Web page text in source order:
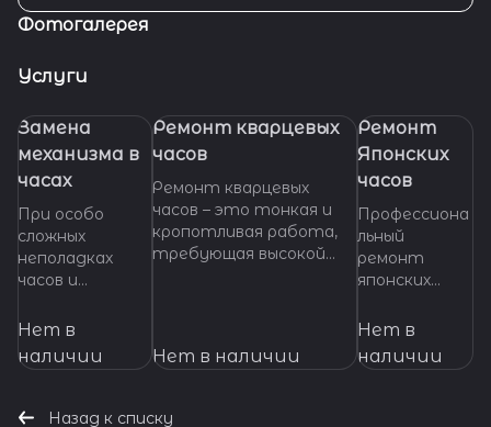
Фотогалерея
Услуги
Замена
механизма в
часах
При особо
сложных
неполадках
часов и
произвести
основных узлов
требуется
Нет в
наличии
Ремонт кварцевых
часов
Ремонт кварцевых
часов – это тонкая и
кропотливая работа,
требующая высокой
нуждаются в ремонте,
Нет в наличии
Ремонт
Японских
часов
Профессиона
льный
ремонт
японских
сложности.
качество
Нет в
наличии
Назад к списку